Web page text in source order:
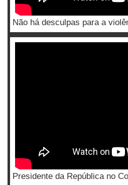
Não há desculpas para a
Presidente da República no